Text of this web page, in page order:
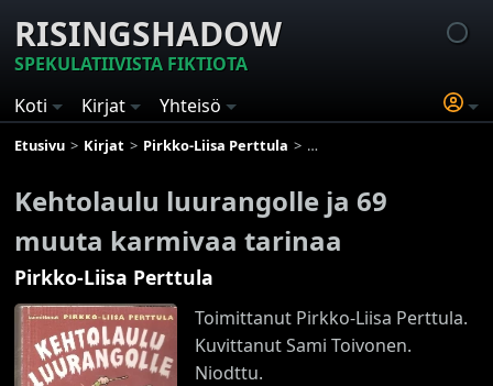
RISINGSHADOW
SPEKULATIIVISTA FIKTIOTA
Koti
Kirjat Yhteisö
Etusivu Kirjat Pirkko-Liisa Perttula Kehtolaulu luurangolle ja
Kehtolaulu luurangolle ja 69
muuta karmivaa tarinaa
Pirkko-Liisa Perttula
Toimittanut Pirkko-Liisa Perttula.
Kuvittanut Sami Toivonen.
Niodttu.